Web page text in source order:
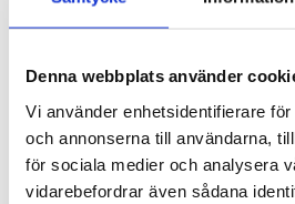
Denna webbplats använder
Vi använder enhetsidentifierare
och annonserna till användarna,
för sociala medier och analysera
vidarebefordrar även sådana